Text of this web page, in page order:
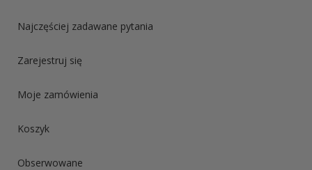
Najczęściej zadawane pytania
Zarejestruj się
Moje zamówienia
Koszyk
Obserwowane